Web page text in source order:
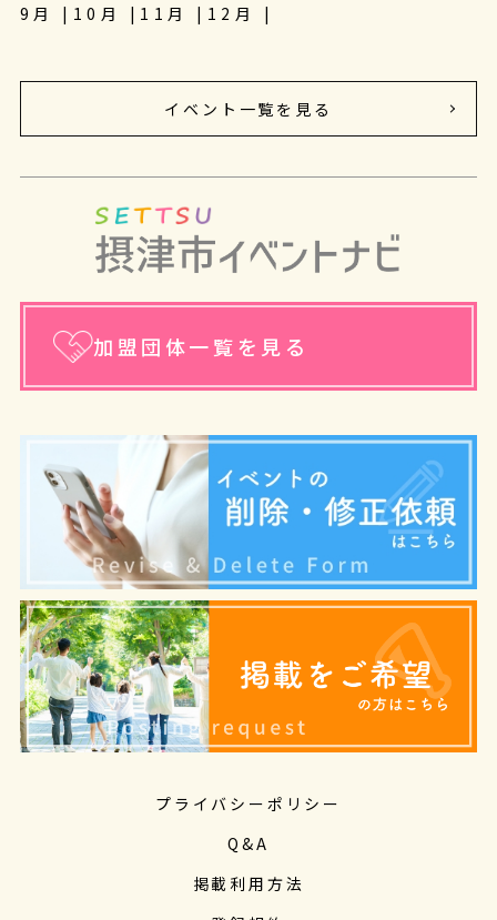
9月
10月 11月 12月
イベント一覧を見る
加盟団体一覧を見る
プライバシーポリシー
Q&A
掲載利用方法